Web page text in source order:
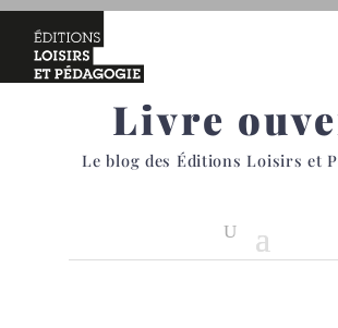
Livre
Le blog des Éditions Loisirs et